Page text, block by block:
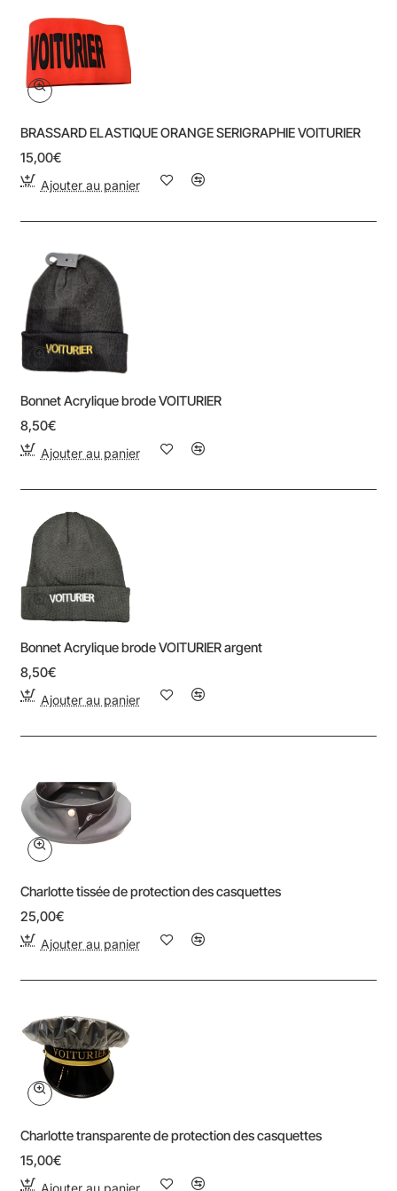
BRASSARD ELASTIQUE ORANGE SERIGRAPHIE VOITURIER
15,00€
Ajouter au panier
Bonnet Acrylique brode VOITURIER
8,50€
Ajouter au panier
Bonnet Acrylique brode VOITURIER argent
8,50€
Ajouter au panier
Charlotte tissée de protection des casquettes
25,00€
Ajouter au panier
Charlotte transparente de protection des casquettes
15,00€